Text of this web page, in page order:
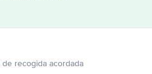
recogida acordada